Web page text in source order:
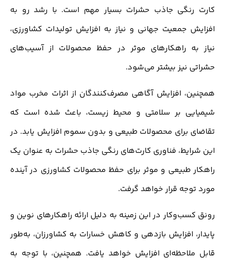
کارت رنگی جاذب حشرات بسیار مهم است. با رشد رو به
افزایش جمعیت جهانی و نیاز به افزایش تولیدات کشاورزی،
نیاز به راهکارهای موثر در حفظ محصولات از آسیب‌های
حشراتی نیز بیشتر می‌شود.
همچنین، افزایش آگاهی مصرف‌کنندگان از اثرات مخرب مواد
شیمیایی بر سلامتی و محیط زیست، باعث شده است که
تقاضای برای محصولات طبیعی و بدون سموم افزایش یابد. در
این شرایط، فناوری کارت‌های رنگی جاذب حشرات به عنوان یک
راهکار طبیعی و موثر برای حفظ محصولات کشاورزی در آینده
مورد توجه قرار خواهد گرفت.
رونق کسب‌وکار در این زمینه به دلیل ارائه راهکارهای نوین و
پایدار، افزایش بازدهی و کاهش خسارات به کشاورزان، به‌طور
قابل ملاحظه‌ای افزایش خواهد یافت. همچنین، با توجه به